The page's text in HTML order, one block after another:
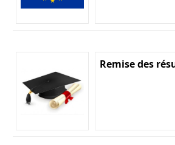
Remise des